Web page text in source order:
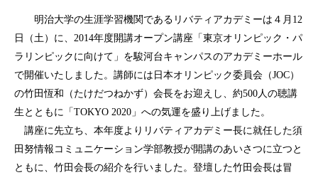
明治大学の生涯学習機関であるリバティアカデミーは４月 12
日（土）に、 2014年度開講オープン講座「東京オリンピック・パ
ラリンピックに向けて」を駿河台キャンパスのアカデミーホール
で開催いたしました。講師には日本オリンピック委員会（JOC）
の竹田恆和（たけだつねかず）会長をお迎えし、約500 人の聴講
生とともに「TOKYO 2020 」への気運を盛り上げました。
講座に先立ち、本年度よりリバティアカデミー長に就任した須
田努情報コミュニケーション学部教授が開講のあいさつに立つと
ともに、竹田会長の紹介を行いました。登壇した竹田会長は冒